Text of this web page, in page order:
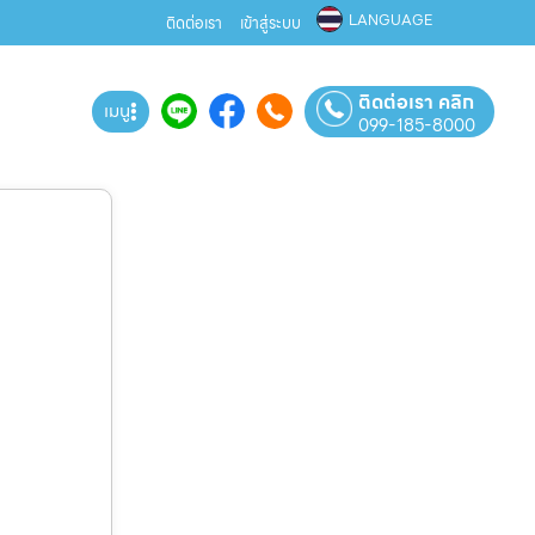
ติดต่อเรา เข้าสู่ระบบ LANGUAGE
เมนู ติดต่อเรา คลิก
099-185-8000